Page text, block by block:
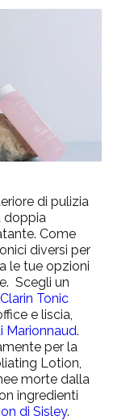
di pulizia
doppia
Come
diversi per
le tue opzioni
Scegli un
Clarin Tonic
e liscia,
Marionnaud.
per la
Lotion
morte dalla
ingredienti
di Sisley.